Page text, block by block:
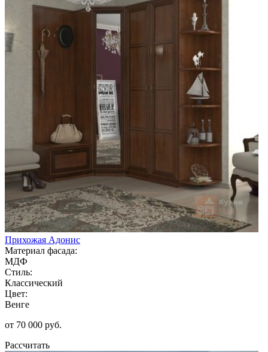
Прихожая Адонис
Материал фасада:
МДФ
Стиль:
Классический
Цвет:
Венге
от 70 000 руб.
Рассчитать